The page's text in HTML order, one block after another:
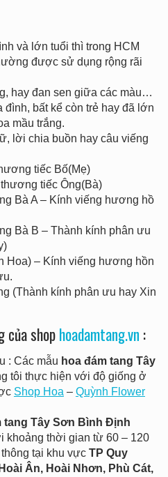
và lớn tuổi thì trong HCM
được sử dụng rộng rãi
hay đan sen giữa các màu…
bất kể còn trẻ hay đã lớn
mầu trắng.
lời chia buồn hay câu viếng
tiếc Bố(Mẹ)
tiếc Ông(Bà)
A – Kính viếng hương hồ
B – Thành kính phân ưu
– Kính viếng hương hồn
kính phân ưu hay Xin
của shophoadamtang.vn :
: Các mẫu hoa đám tang Tây
tôi thực hiện với độ giống ở
Shop Hoa – Quỳnh Flower
tang Tây Sơn Bình Định
khoảng thời gian từ 60 – 120
tại khu vực TP Quy
Ân, Hoài Nhơn, Phù Cát,